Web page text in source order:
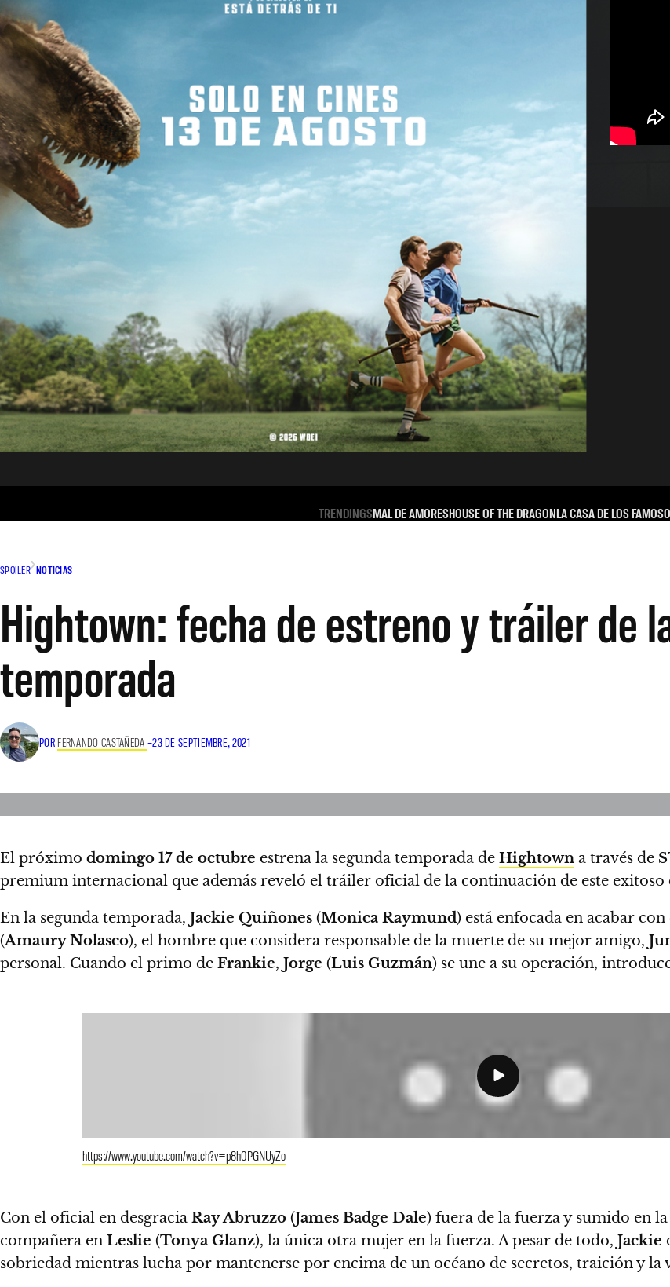
TRENDINGSMAL DE AMORESHOUSE OF THE DRAGONLA CASA DE LOS
SPOILER NOTICIAS
Hightown: fecha de estreno y tráiler de
temporada
POR FERNANDO CASTAÑEDA –23 DE SEPTIEMBRE, 2021
El próximo domingo 17 de octubre estrena la segunda temporada de Hightown a través de
premium internacional que además reveló el tráiler oficial de la continuación de este exitoso
En la segunda temporada, Jackie Quiñones (Monica Raymund) está enfocada en acabar
(Amaury Nolasco), el hombre que considera responsable de la muerte de su mejor amigo,
personal. Cuando el primo de Frankie, Jorge (Luis Guzmán) se une a su operación,
https://www.youtube.com/watch?v=p8h0PGNUyZo
Con el oficial en desgracia Ray Abruzzo (James Badge Dale) fuera de la fuerza y ​​sumido en
compañera en Leslie (Tonya Glanz), la única otra mujer en la fuerza. A pesar de todo, Jackie
sobriedad mientras lucha por mantenerse por encima de un océano de secretos, traición y la